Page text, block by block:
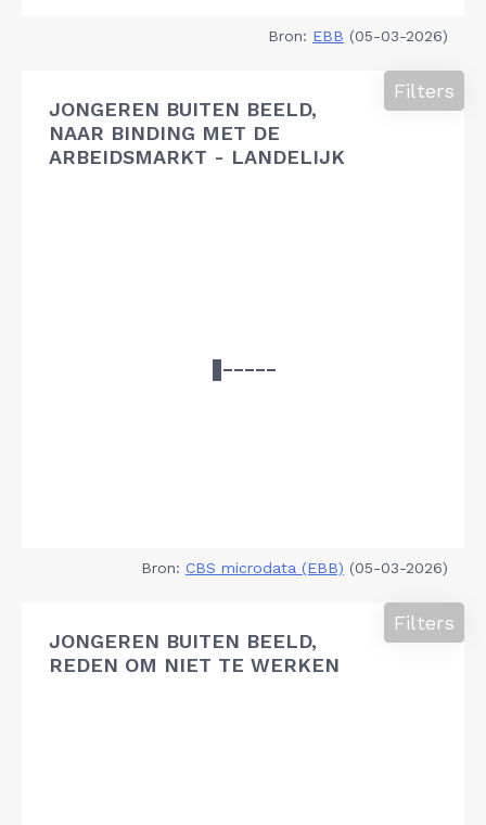
Bron: EBB (05-03-2026)
JONGEREN BUITEN BEELD,
NAAR BINDING MET DE
ARBEIDSMARKT - LANDELIJK
Filters
Bron: CBS microdata (EBB) (05-03-2026)
JONGEREN BUITEN BEELD,
REDEN OM NIET TE WERKEN
Filters